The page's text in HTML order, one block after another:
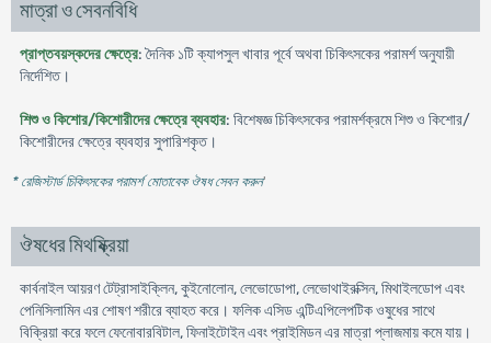
মাত্রা ও সেবনবিধি
প্রাপ্তবয়স্কদের ক্ষেত্রে: দৈনিক ১টি ক্যাপসুল খাবার পূর্বে অথবা চিকিৎসকের পরামর্শ অনুযায়ী
নির্দেশিত।
শিশু ও কিশোর/কিশোরীদের ক্ষেত্রে ব্যবহার: বিশেষজ্ঞ চিকিৎসকের পরামর্শক্রমে শিশু ও কিশোর/
কিশোরীদের ক্ষেত্রে ব্যবহার সুপারিশকৃত।
* রেজিস্টার্ড চিকিৎসকের পরামর্শ মোতাবেক ঔষধ সেবন করুন'
ঔষধের মিথষ্ক্রিয়া
কার্বনাইল আয়রণ টেট্রাসাইক্লিন, কুইনোলোন, লেভোডোপা, লেভোথাইরক্সিন, মিথাইলডোপ এবং
পেনিসিলামিন এর শোষণ শরীরে ব্যাহত করে। ফলিক এসিড এন্টিএপিলেপটিক ওষুধের সাথে
বিক্রিয়া করে ফলে ফেনোবারবিটাল, ফিনাইটোইন এবং প্রাইমিডন এর মাত্রা প্লাজমায় কমে যায়।